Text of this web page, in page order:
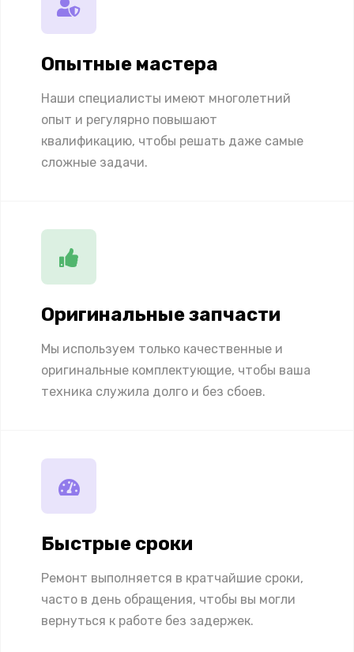
Опытные мастера
Наши специалисты имеют многолетний
опыт и регулярно повышают
квалификацию, чтобы решать даже самые
сложные задачи.
Оригинальные запчасти
Мы используем только качественные и
оригинальные комплектующие, чтобы ваша
техника служила долго и без сбоев.
Быстрые сроки
Ремонт выполняется в кратчайшие сроки,
часто в день обращения, чтобы вы могли
вернуться к работе без задержек.